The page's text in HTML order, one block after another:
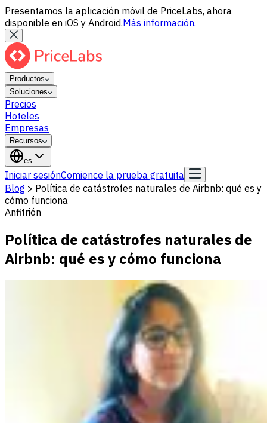
Presentamos la aplicación móvil de PriceLabs, ahora
disponible en iOS y Android.Más información.
Productos
Soluciones
Precios
Hoteles
Empresas
Recursos
es
Iniciar sesiónComience la prueba gratuita
Blog > Política de catástrofes naturales de Airbnb: qué es y
cómo funciona
Anfitrión
Política de catástrofes naturales de
Airbnb: qué es y cómo funciona